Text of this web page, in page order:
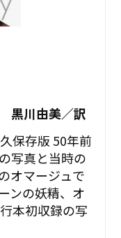
黒川由美／訳
保存版 50年前
写真と当時の
オマージュで
ンの妖精、オ
本初収録の写